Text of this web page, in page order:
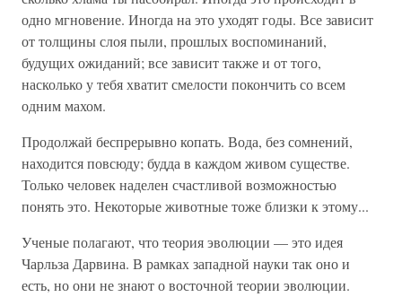
одно мгновение. Иногда на это уходят годы. Все зависит
от толщины слоя пыли, прошлых воспоминаний,
будущих ожиданий; все зависит также и от того,
насколько у тебя хватит смелости покончить со всем
одним махом.
Продолжай беспрерывно копать. Вода, без сомнений,
находится повсюду; будда в каждом живом существе.
Только человек наделен счастливой возможностью
понять это. Некоторые животные тоже близки к этому...
Ученые полагают, что теория эволюции — это идея
Чарльза Дарвина. В рамках западной науки так оно и
есть, но они не знают о восточной теории эволюции.